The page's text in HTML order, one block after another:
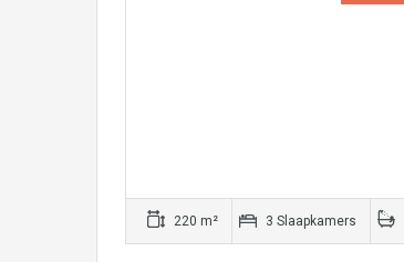
220 m² 3 Slaapkamers